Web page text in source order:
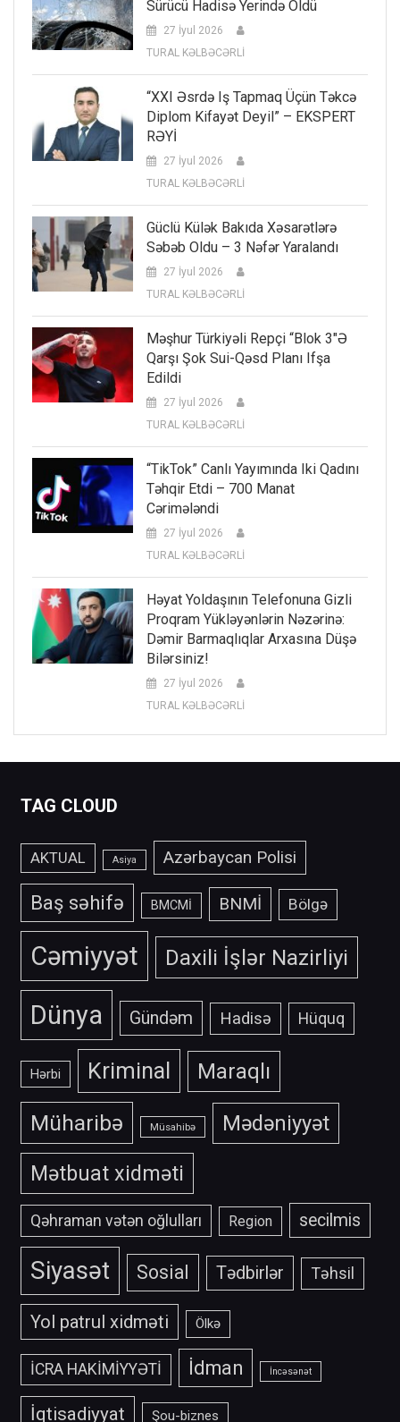
Sürücü Hadisə Yerində Öldü
27 İyul 2026
TURAL KƏLBƏCƏRLİ
“XXI Əsrdə Iş Tapmaq Üçün Təkcə
Diplom Kifayət Deyil” – EKSPERT
RƏYİ
27 İyul 2026
TURAL KƏLBƏCƏRLİ
Güclü Külək Bakıda Xəsarətlərə
Səbəb Oldu – 3 Nəfər Yaralandı
27 İyul 2026
TURAL KƏLBƏCƏRLİ
Məşhur Türkiyəli Repçi “Blok 3″ə
Qarşı Şok Sui-Qəsd Planı Ifşa
Edildi
27 İyul 2026
TURAL KƏLBƏCƏRLİ
“TikTok” Canlı Yayımında Iki Qadını
Təhqir Etdi – 700 Manat
Cərimələndi
27 İyul 2026
TURAL KƏLBƏCƏRLİ
Həyat Yoldaşının Telefonuna Gizli
Proqram Yükləyənlərin Nəzərinə:
Dəmir Barmaqlıqlar Arxasına Düşə
Bilərsiniz!
27 İyul 2026
TURAL KƏLBƏCƏRLİ
TAG CLOUD
AKTUAL Asiya Azərbaycan Polisi
Baş səhifə BMCMİ BNMİ Bölgə
Cəmiyyət Daxili İşlər Nazirliyi
Dünya Gündəm Hadisə Hüquq
Hərbi Kriminal Maraqlı
Müharibə Müsahibə
Mədəniyyət
Mətbuat xidməti
Qəhraman vətən oğlulları Region secilmis
Siyasət Sosial Tədbirlər Təhsil
Yol patrul xidməti Ölkə
İCRA HAKİMİYYƏTİ İdman İncəsənət
İqtisadiyyat Şou-biznes